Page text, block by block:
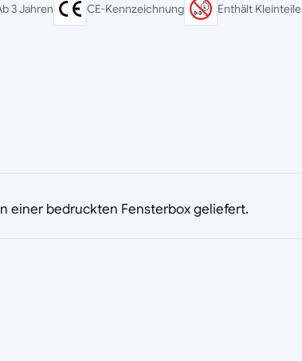
3 Jahren CE-Kennzeichnung Enthält Kleinteile
einer bedruckten Fensterbox geliefert.